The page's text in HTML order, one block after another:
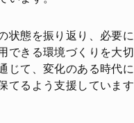
状態を振り返り、必要
できる環境づくりを大
じて、変化のある時代
てるよう支援しています